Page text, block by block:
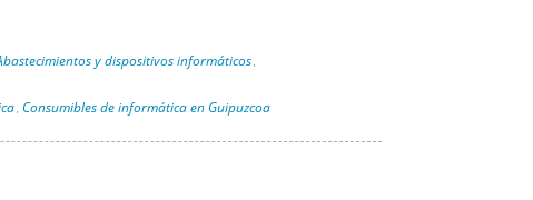
y dispositivos informáticos ,
, Consumibles de informática en Guipuzcoa